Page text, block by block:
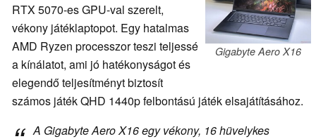
Gigabyte Aero X16
RTX 5070-es GPU-val szerelt,
vékony játéklaptopot. Egy hatalmas
AMD Ryzen processzor teszi teljessé
a kínálatot, ami jó hatékonyságot és
elegendő teljesítményt biztosít
számos játék QHD 1440p felbontású játék elsajátításához.
A Gigabyte Aero X16 egy vékony, 16 hüvelykes